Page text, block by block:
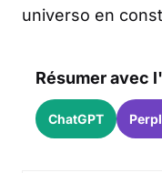
universo en
Résumer avec
ChatGPT